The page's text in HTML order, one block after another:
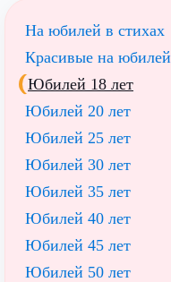
На юбилей в стихах
Красивые на юбилей
Юбилей 18 лет
Юбилей 20 лет
Юбилей 25 лет
Юбилей 30 лет
Юбилей 35 лет
Юбилей 40 лет
Юбилей 45 лет
Юбилей 50 лет